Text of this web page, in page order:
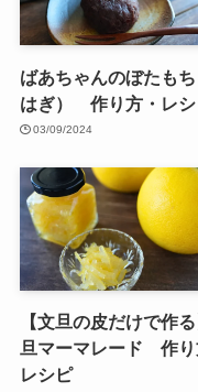
ばあちゃんのぼたも
はぎ） 作り方・レシ
03/09/2024
【文旦の皮だけで作
旦マーマレード 作り
レシピ